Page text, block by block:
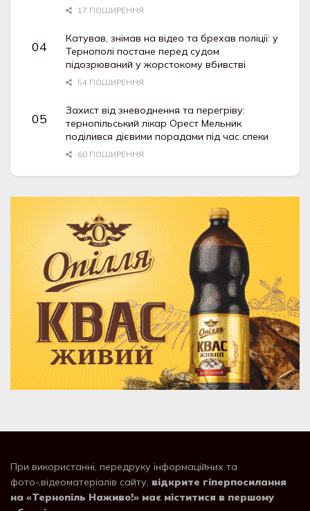
17 ПОШИРЕННЯ
Катував, знімав на відео та брехав поліції: у
Тернополі постане перед судом
підозрюваний у жорстокому вбивстві
54 ПОШИРЕННЯ
Захист від зневоднення та перегріву:
тернопільський лікар Орест Мельник
поділився дієвими порадами під час спеки
60 ПОШИРЕННЯ
При використанні, передруку інформаційних та
фото-,відеоматеріалів сайту, відкрите гіперпосилання
на «Тернопіль Наживо!» має міститися в першому